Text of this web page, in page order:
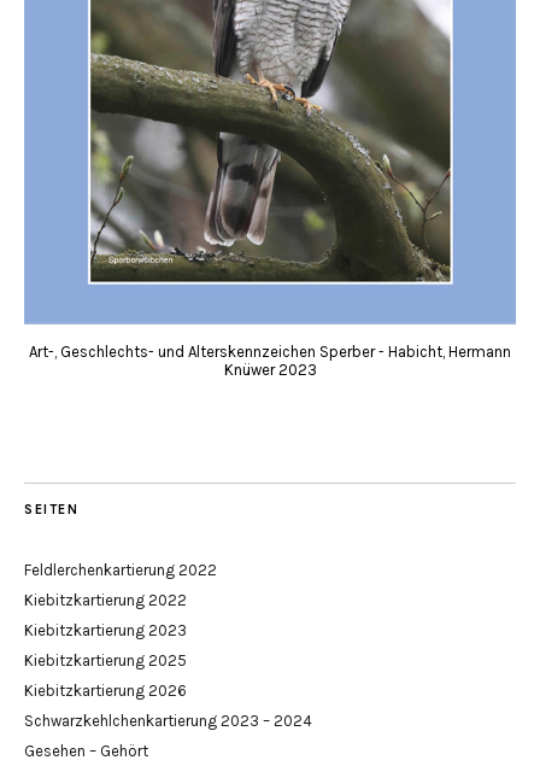
Art-, Geschlechts- und Alterskennzeichen Sperber - Habicht, Hermann
Knüwer 2023
SEITEN
Feldlerchenkartierung 2022
Kiebitzkartierung 2022
Kiebitzkartierung 2023
Kiebitzkartierung 2025
Kiebitzkartierung 2026
Schwarzkehlchenkartierung 2023 – 2024
Gesehen – Gehört